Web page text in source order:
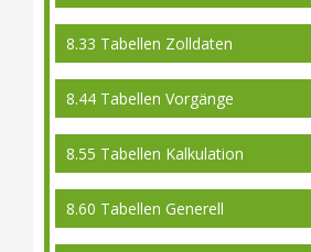
8.33 Tabellen Zolldaten
8.44 Tabellen Vorgänge
8.55 Tabellen Kalkulation
8.60 Tabellen Generell